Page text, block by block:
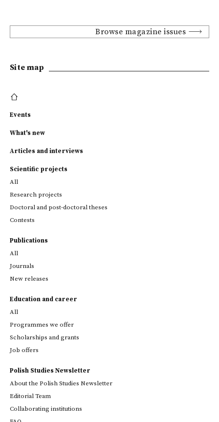
Browse magazine issues
Site map
Events
What's new
Articles and interviews
Scientific projects
All
Research projects
Doctoral and post-doctoral theses
Contests
Publications
All
Journals
New releases
Education and career
All
Programmes we offer
Scholarships and grants
Job offers
Polish Studies Newsletter
About the Polish Studies Newsletter
Editorial Team
Collaborating institutions